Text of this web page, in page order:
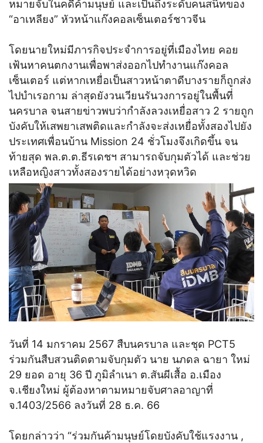
หมายจับในคดีค้ามนุษย์ และเป็นถึงระดับคนสนิทของ
“อาเหลียง” หัวหน้าแก๊งคอลเซ็นเตอร์ชาวจีน
โดยนายใหม่มีภารกิจประจำการอยู่ที่เมืองไทย คอย
เฟ้นหาคนตกงานเพื่อพาส่งออกไปทำงานแก๊งคอล
เซ็นเตอร์ แต่หากเหยื่อเป็นสาวหน้าตาดีบางรายก็ถูกส่ง
ไปบำเรอกาม ล่าสุดยังวนเวียนรันวงการอยู่ในพื้นที่
นครบาล จนสายข่าวพบว่ากำลังลวงเหยื่อสาว 2 รายถูก
บังคับให้เสพยาเสพติดและกำลังจะส่งเหยื่อทั้งสองไปยัง
ประเทศเพื่อนบ้าน Mission 24 ชั่วโมงจึงเกิดขึ้น จน
ท้ายสุด พล.ต.ต.ธีรเดชฯ สามารถจับกุมตัวได้ และช่วย
เหลือหญิงสาวทั้งสองรายได้อย่างหวุดหวิด
วันที่ 14 มกราคม 2567 สืบนครบาล และชุด PCT5
ร่วมกันสืบสวนติดตามจับกุมตัว นาย นภดล ฉายา ใหม่
29 ยอด อายุ 36 ปี ภูมิลำเนา ต.สันผีเสื้อ อ.เมือง
จ.เชียงใหม่ ผู้ต้องหาตามหมายจับศาลอาญาที่
จ.1403/2566 ลงวันที่ 28 ธ.ค. 66
โดยกล่าวว่า “ร่วมกันค้ามนุษย์โดยบังคับใช้แรงงาน ,